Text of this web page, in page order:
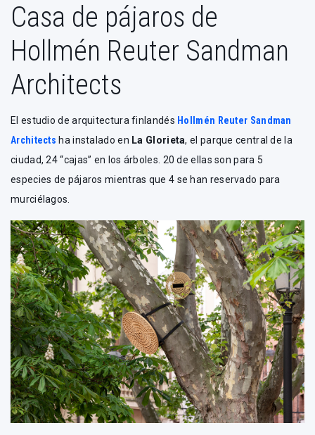
Casa de pájaros de
Hollmén Reuter Sandman
Architects
El estudio de arquitectura finlandés Hollmén Reuter Sandman
Architects ha instalado en La Glorieta, el parque central de la
ciudad, 24 “cajas” en los árboles. 20 de ellas son para 5
especies de pájaros mientras que 4 se han reservado para
murciélagos.